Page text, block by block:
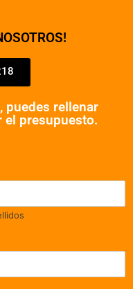
puedes rellenar
presupuesto.